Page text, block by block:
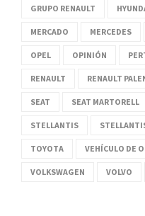
GRUPO RENAULT
MERCADO MERCEDES
OPEL OPINIÓN
RENAULT RENAULT
SEAT SEAT MARTORELL
STELLANTIS
TOYOTA VEHÍCULO DE
VOLKSWAGEN VOLVO